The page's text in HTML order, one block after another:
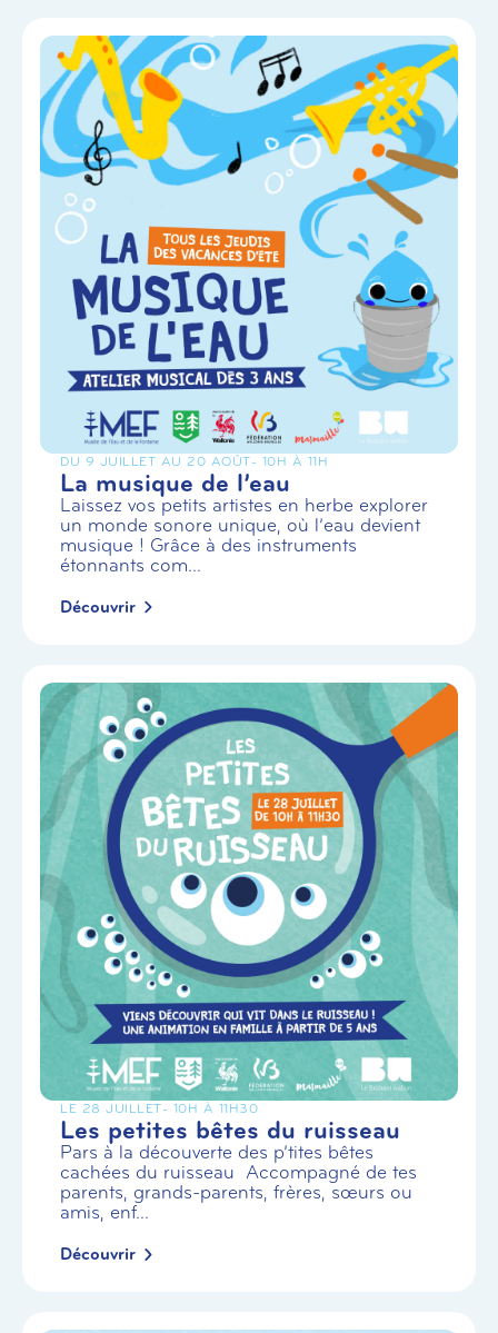
DU 9 JUILLET AU 20 AOÛT- 10H À 11H
La musique de l’eau
Laissez vos petits artistes en herbe explorer
un monde sonore unique, où l’eau devient
musique ! Grâce à des instruments
étonnants com...
Découvrir
LE 28 JUILLET- 10H À 11H30
Les petites bêtes du ruisseau
Pars à la découverte des p’tites bêtes
cachées du ruisseau Accompagné de tes
parents, grands-parents, frères, sœurs ou
amis, enf...
Découvrir